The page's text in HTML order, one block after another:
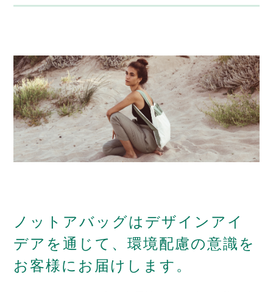
ノットアバッグはデザインアイ
デアを通じて、環境配慮の意識を
お客様にお届けします。